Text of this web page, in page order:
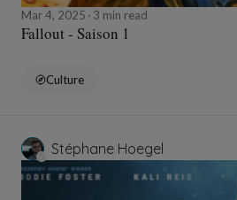
Mar 4, 2025 3 min read
Fallout - Saison 1
Culture
Stéphane Hoegel